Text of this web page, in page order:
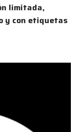
limitada,
y con etiquetas